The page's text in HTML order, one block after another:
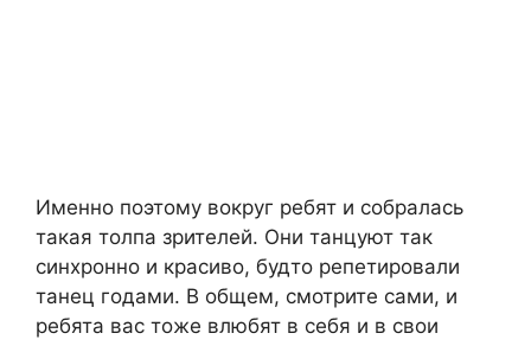
Именно поэтому вокруг ребят и собралась
такая толпа зрителей. Они танцуют так
синхронно и красиво, будто репетировали
танец годами. В общем, смотрите сами, и
ребята вас тоже влюбят в себя и в свои